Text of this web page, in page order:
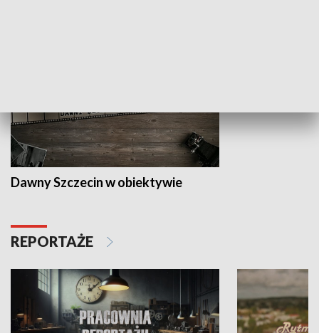
Dawny Szczecin w obiektywie
REPORTAŻE